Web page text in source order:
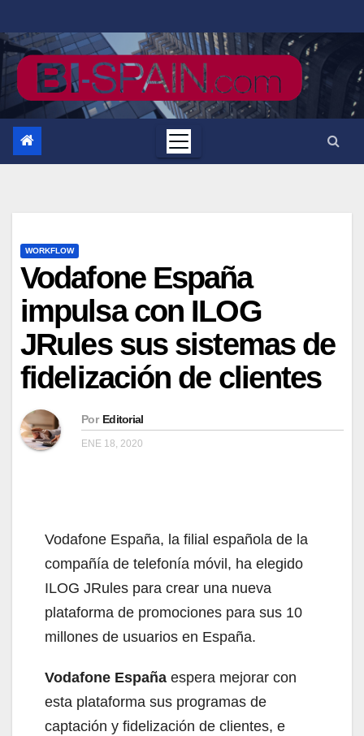
al
contenido
WORKFLOW
Vodafone España
impulsa con ILOG
JRules sus sistemas de
fidelización de clientes
Por Editorial
ENE 18, 2020
Vodafone España, la filial española de la
compañía de telefonía móvil, ha elegido
ILOG JRules para crear una nueva
plataforma de promociones para sus 10
millones de usuarios en España.
Vodafone España espera mejorar con
esta plataforma sus programas de
captación y fidelización de clientes, e